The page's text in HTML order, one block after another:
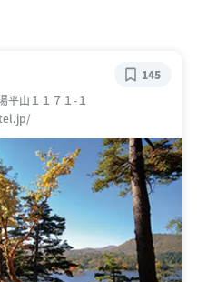
平山１１７１-１
145